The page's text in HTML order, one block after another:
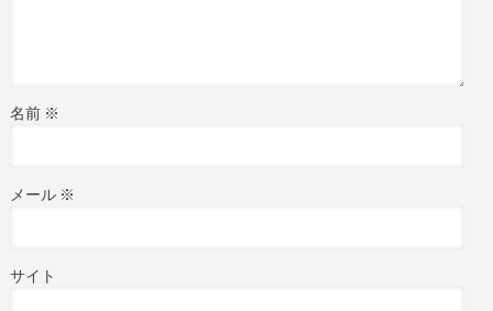
名前 ※
メール ※
サイト